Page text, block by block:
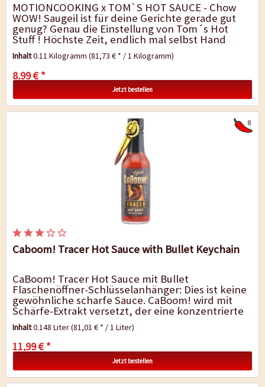
MOTIONCOOKING x TOM`S HOT SAUCE - Chow
WOW! Saugeil ist für deine Gerichte gerade gut
genug? Genau die Einstellung von Tom´s Hot
Stuff ! Höchste Zeit, endlich mal selbst Hand
anzulegen - fernab des Tellerrands! Und...
Inhalt0.11 Kilogramm(81,73 € * / 1 Kilogramm)
8,99 € *
Jetzt bestellen
8
Caboom! Tracer Hot Sauce with Bullet Keychain
CaBoom! Tracer Hot Sauce mit Bullet
Flaschenöffner-Schlüsselanhänger: Dies ist keine
gewöhnliche scharfe Sauce. CaBoom! wird mit
Schärfe-Extrakt versetzt, der eine konzentrierte
und speziell gemischte...
Inhalt0.148 Liter(81,01 € * / 1 Liter)
11,99 € *
Jetzt bestellen